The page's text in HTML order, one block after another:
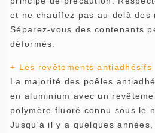
et ne chauffez pas au-delà des
Séparez-vous des contenants
déformés.
+ Les revêtements antiadhésifs
La majorité des poêles
en aluminium avec un
polymère fluoré connu sous le
Jusqu'à il y a quelques